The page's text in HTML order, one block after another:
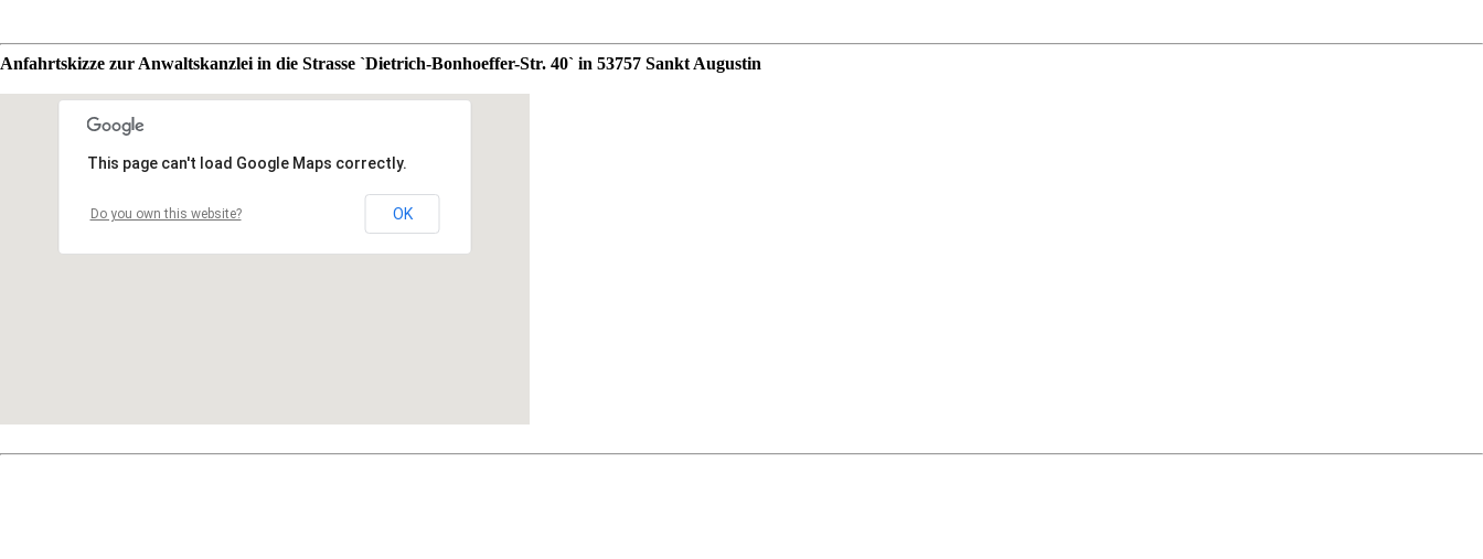
Anfahrtskizze zur Anwaltskanzlei in die Strasse `Dietrich-Bonhoeffer-Str. 40` in 53757 Sankt Augustin
This page can't load Google Maps correctly.
Do you own this website? OK